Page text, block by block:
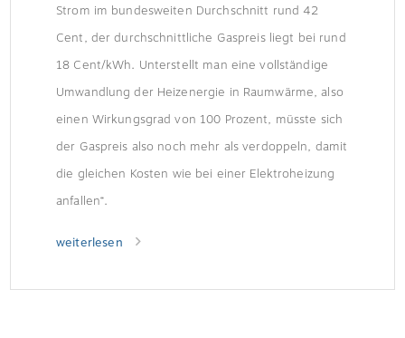
Strom im bundesweiten Durchschnitt rund 42
Cent, der durchschnittliche Gaspreis liegt bei rund
18 Cent/kWh. Unterstellt man eine vollständige
Umwandlung der Heizenergie in Raumwärme, also
einen Wirkungsgrad von 100 Prozent, müsste sich
der Gaspreis also noch mehr als verdoppeln, damit
die gleichen Kosten wie bei einer Elektroheizung
anfallen“.
weiterlesen